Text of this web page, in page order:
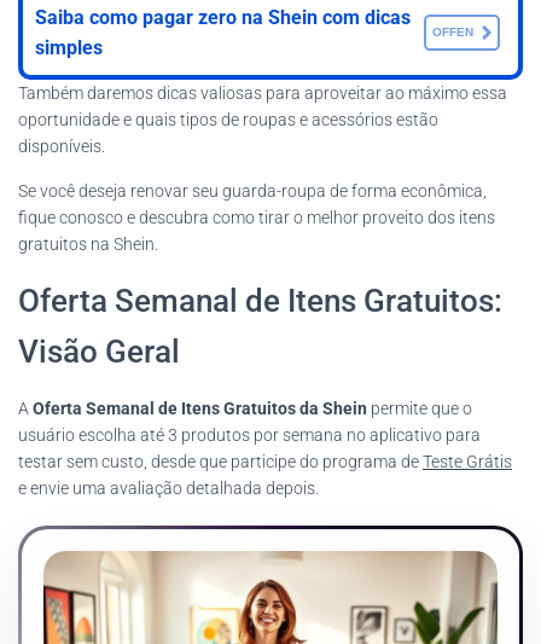
Saiba como pagar zero na Shein com dicas
simples
OFFEN
Também daremos dicas valiosas para aproveitar ao máximo essa
oportunidade e quais tipos de roupas e acessórios estão
disponíveis.
Se você deseja renovar seu guarda-roupa de forma econômica,
fique conosco e descubra como tirar o melhor proveito dos itens
gratuitos na Shein.
Oferta Semanal de Itens Gratuitos:
Visão Geral
A Oferta Semanal de Itens Gratuitos da Shein permite que o
usuário escolha até 3 produtos por semana no aplicativo para
testar sem custo, desde que participe do programa deTeste Grátis
e envie uma avaliação detalhada depois.